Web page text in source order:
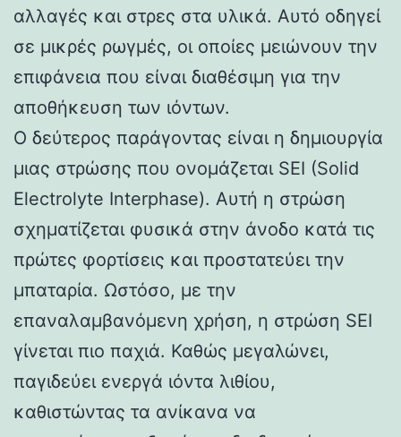
αλλαγές και στρες στα υλικά. Αυτό οδηγεί
σε μικρές ρωγμές, οι οποίες μειώνουν την
επιφάνεια που είναι διαθέσιμη για την
αποθήκευση των ιόντων.
Ο δεύτερος παράγοντας είναι η δημιουργία
μιας στρώσης που ονομάζεται SEI (Solid
Electrolyte Interphase). Αυτή η στρώση
σχηματίζεται φυσικά στην άνοδο κατά τις
πρώτες φορτίσεις και προστατεύει την
μπαταρία. Ωστόσο, με την
επαναλαμβανόμενη χρήση, η στρώση SEI
γίνεται πιο παχιά. Καθώς μεγαλώνει,
παγιδεύει ενεργά ιόντα λιθίου,
καθιστώντας τα ανίκανα να